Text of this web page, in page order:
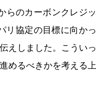
らのカーボンクレジッ
リ協定の目標に向かっ
えしました。こういっ
めるべきかを考える上